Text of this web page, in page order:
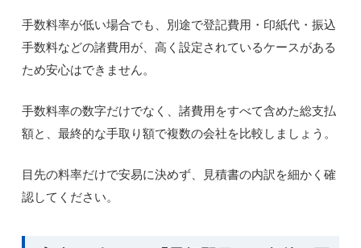
手数料率が低い場合でも、別途で登記費用・印紙代・振込
手数料などの諸費用が、高く設定されているケースがある
ため安心はできません。
手数料率の数字だけでなく、諸費用をすべて含めた総支払
額と、最終的な手取り額で複数の会社を比較しましょう。
目先の料率だけで安易に決めず、見積書の内訳を細かく確
認してください。